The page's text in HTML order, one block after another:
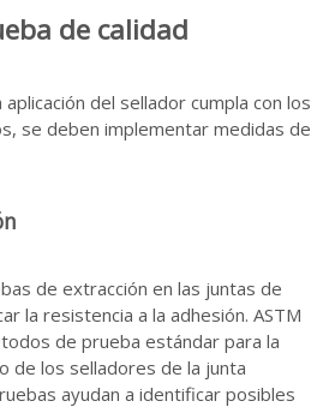
de calidad
del sellador cumpla con los
se deben implementar medidas de
de extracción en las juntas de
la resistencia a la adhesión. ASTM
de prueba estándar para la
de los selladores de la junta
ayudan a identificar posibles